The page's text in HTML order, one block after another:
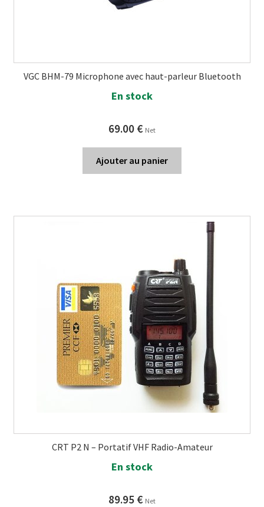
VGC BHM-79 Microphone avec haut-parleur Bluetooth
En stock
69.00 € Net
Ajouter au panier
CRT P2 N – Portatif VHF Radio-Amateur
En stock
89.95 € Net